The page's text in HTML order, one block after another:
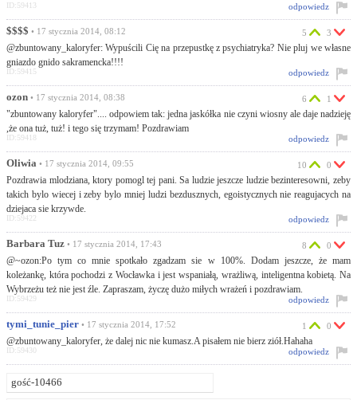
odpowiedz
ID:59413
$$$$ • 17 stycznia 2014, 08:12
@zbuntowany_kaloryfer: Wypuścili Cię na przepustkę z psychiatryka? Nie pluj we własne
gniazdo gnido sakramencka!!!!
5 3
odpowiedz
ID:59415
ozon • 17 stycznia 2014, 08:38
"zbuntowany kaloryfer".... odpowiem tak: jedna jaskółka nie czyni wiosny ale daje nadzieję
,że ona tuż, tuż! i tego się trzymam! Pozdrawiam
6 1
odpowiedz
ID:59418
Oliwia • 17 stycznia 2014, 09:55
Pozdrawia mlodziana, ktory pomogl tej pani. Sa ludzie jeszcze ludzie bezinteresowni, zeby
takich bylo wiecej i zeby bylo mniej ludzi bezdusznych, egoistycznych nie reagujacych na
dziejaca sie krzywde.
10 0
odpowiedz
ID:59422
Barbara Tuz • 17 stycznia 2014, 17:43
@~ozon:Po tym co mnie spotkało zgadzam sie w 100%. Dodam jeszcze, że mam
koleżankę, która pochodzi z Wocławka i jest wspaniałą, wrażliwą, inteligentna kobietą. Na
Wybrzeżu też nie jest źle. Zapraszam, życzę dużo miłych wrażeń i pozdrawiam.
8 0
odpowiedz
ID:59429
tymi_tunie_pier • 17 stycznia 2014, 17:52
@zbuntowany_kaloryfer, że dalej nic nie kumasz.A pisałem nie bierz ziół.Hahaha
1 0
odpowiedz
ID:59430